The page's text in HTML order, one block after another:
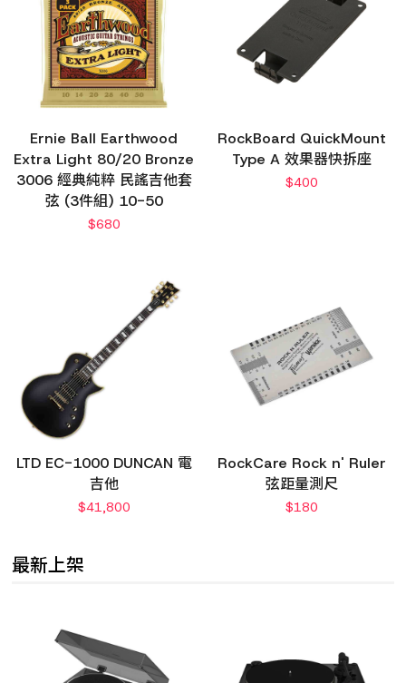
Ernie Ball Earthwood
Extra Light 80/20 Bronze
3006 經典純粹 民謠吉他套
弦 (3件組) 10-50
$680
RockBoard QuickMount
Type A 效果器快拆座
$400
LTD EC-1000 DUNCAN 電
吉他
$41,800
RockCare Rock n' Ruler
弦距量測尺
$180
最新上架